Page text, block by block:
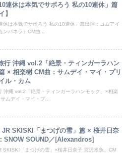
連休は本気でサボろう 私の10連休」篇
】
休は本気でサボろう 私の10連休」篇出演：コムアイ
ンパネラ）CM曲...
行 沖縄 vol.2「絶景・ティンガーラハン
× 相楽樹 CM曲：サムデイ・マイ・プリ
ル・カム
沖縄 vol.2「絶景・ティンガーラハンモック」×相楽
ムデイ・マイ・プ...
JR SKISKI「まつげの雪」篇 × 桜井日奈
SNOW SOUND／[Alexandros]
SKISKI「まつげの雪」×桜井日奈子 宮沢氷魚、CM